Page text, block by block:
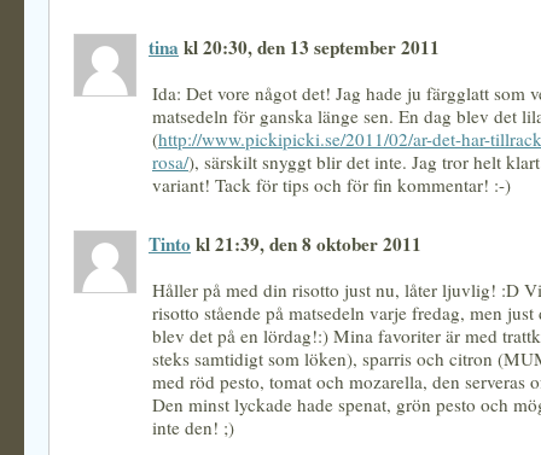
tina kl 20:30, den 13 september 2011
Ida: Det vore något det! Jag hade ju färgglatt som
matsedeln för ganska länge sen. En dag blev det
(http://www.pickipicki.se/2011/02/ar-det-har-
rosa/), särskilt snyggt blir det inte. Jag tror helt
variant! Tack för tips och för fin kommentar! :-)
Tintokl 21:39, den 8 oktober 2011
Håller på med din risotto just nu, låter ljuvlig! :D
risotto stående på matsedeln varje fredag, men just
blev det på en lördag!:) Mina favoriter är med
steks samtidigt som löken), sparris och citron
med röd pesto, tomat och mozarella, den serveras
Den minst lyckade hade spenat, grön pesto och
inte den! ;)